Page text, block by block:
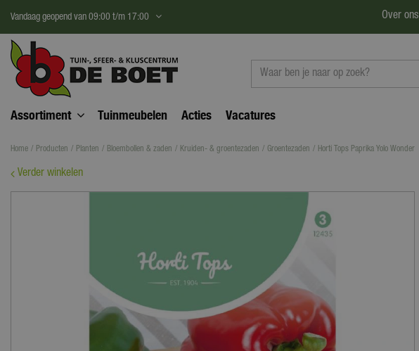
content
Home Producten Planten Bloembollen & zaden Kruiden- & groentezaden Groentezaden Horti Tops Paprika Yolo Wonder
Vandaag geopend van 09:00 t/m 17:00 Over ons
Assortiment Tuinmeubelen Acties Vacatures
Verder winkelen